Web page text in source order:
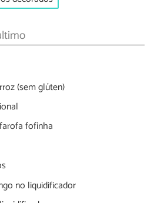
(sem glúten)
fofinha
no liquidificador